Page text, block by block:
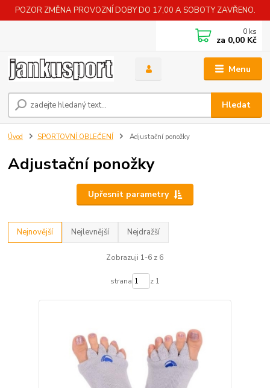
POZOR ZMĚNA PROVOZNÍ DOBY DO 17,00 A SOBOTY ZAVŘENO.
Menu
Hledat
0 ks
za 0,00 Kč
Úvod SPORTOVNÍ OBLEČENÍ Adjustační ponožky
Adjustační ponožky
Upřesnit parametry
Nejnovější Nejlevnější Nejdražší
Zobrazuji 1-6 z 6
strana z 1